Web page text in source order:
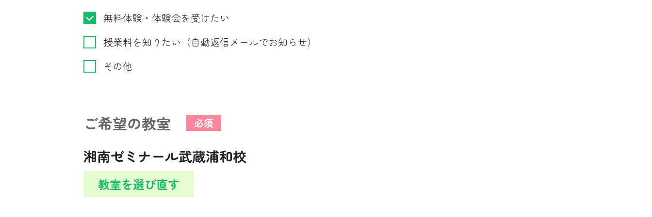
無料体験・体験会を受けたい
授業料を知りたい（自動返信メールでお知らせ）
その他
ご希望の教室 必須
湘南ゼミナール武蔵浦和校
教室を選び直す